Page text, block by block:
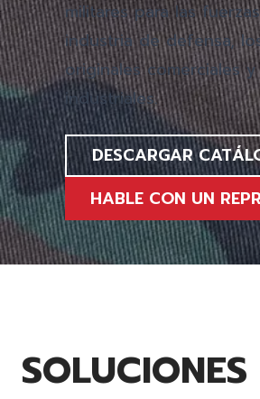
militares para las
industria de defensa,
originales comerciales
industriales.
DESCARGAR
HABLE CON UN